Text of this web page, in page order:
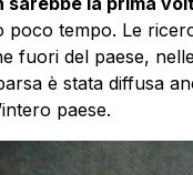
tempo. Le
fuori del paese,
è stata diffusa
paese.